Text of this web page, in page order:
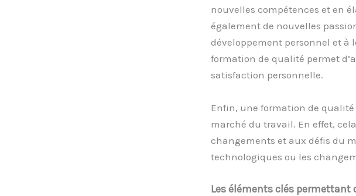
nouvelles compétences et en
également de nouvelles
développement personnel et à
formation de qualité permet
satisfaction personnelle.
Enfin, une formation de
marché du travail. En effet,
changements et aux défis du
technologiques ou les
Les éléments clés